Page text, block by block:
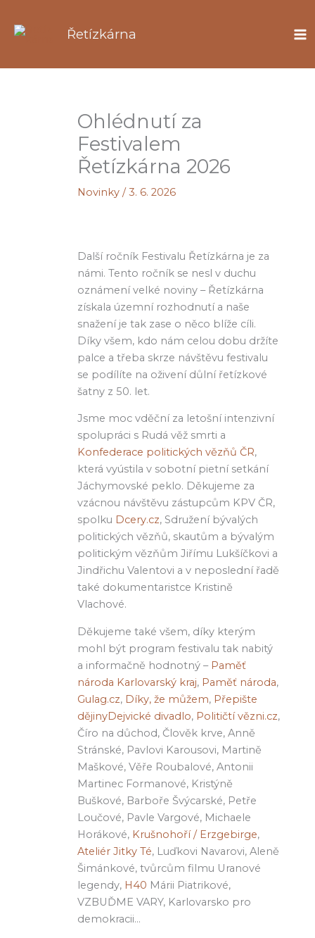
Řetízkárna
Ohlédnutí za
Festivalem
Řetízkárna 2026
Novinky /3. 6. 2026
Další ročník Festivalu Řetízkárna je za
námi. Tento ročník se nesl v duchu
oznámení velké noviny – Řetízkárna
získala územní rozhodnutí a naše
snažení je tak zase o něco blíže cíli.
Díky všem, kdo nám celou dobu držíte
palce a třeba skrze návštěvu festivalu
se podílíte na oživení důlní řetízkové
šatny z 50. let.
Jsme moc vděční za letošní intenzivní
spolupráci s Rudá věž smrti a
Konfederace politických vězňů ČR,
která vyústila v sobotní pietní setkání
Jáchymovské peklo. Děkujeme za
vzácnou návštěvu zástupcům KPV ČR,
spolku Dcery.cz, Sdružení bývalých
politických vězňů, skautům a bývalým
politickým vězňům Jiřímu Lukšíčkovi a
Jindřichu Valentovi a v neposlední řadě
také dokumentaristce Kristině
Vlachové.
Děkujeme také všem, díky kterým
mohl být program festivalu tak nabitý
a informačně hodnotný – Paměť
národa Karlovarský kraj, Paměť národa,
Gulag.cz, Díky, že můžem, Přepište
dějinyDejvické divadlo, Političtí vězni.cz,
Číro na důchod, Člověk krve, Anně
Stránské, Pavlovi Karousovi, Martině
Maškové, Věře Roubalové, Antonii
Martinec Formanové, Kristýně
Buškové, Barboře Švýcarské, Petře
Loučové, Pavle Vargové, Michaele
Horákové, Krušnohoří / Erzgebirge,
Ateliér Jitky Té, Luďkovi Navarovi, Aleně
Šimánkové, tvůrcům filmu Uranové
legendy, H40 Márii Piatrikové,
VZBUĎME VARY, Karlovarsko pro
demokracii…